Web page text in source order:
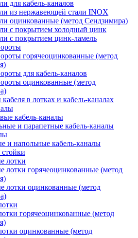
для кабель-каналов
из нержавеющей стали INOX
оцинкованные (метод Сендзимира)
с покрытием холодный цинк
с покрытием цинк-ламель
горячеоцинкованные (метод
для кабель-каналов
оцинкованные (метод
в лотках и кабель-каналах
кабель-каналы
и парапетные кабель-каналы
и напольные кабель-каналы
лотки
лотки горячеоцинкованные (метод
лотки оцинкованные (метод
горячеоцинкованные (метод
оцинкованные (метод